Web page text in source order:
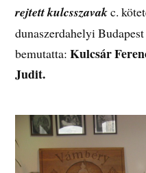
rejtett kulcsszavakc.
dunaszerdahelyi
bemutatta:Kulcsár
Judit.